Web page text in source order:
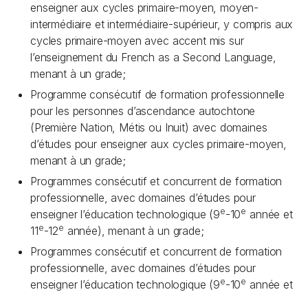
enseigner aux cycles primaire-moyen, moyen-
intermédiaire et intermédiaire-supérieur, y compris aux
cycles primaire-moyen avec accent mis sur
l’enseignement du French as a Second Language,
menant à un grade;
Programme consécutif de formation professionnelle
pour les personnes d’ascendance autochtone
(Première Nation, Métis ou Inuit) avec domaines
d’études pour enseigner aux cycles primaire-moyen,
menant à un grade;
Programmes consécutif et concurrent de formation
professionnelle, avec domaines d’études pour
enseigner l’éducation technologique (9e-10e année et
11e-12e année), menant à un grade;
Programmes consécutif et concurrent de formation
professionnelle, avec domaines d’études pour
enseigner l’éducation technologique (9e-10e année et